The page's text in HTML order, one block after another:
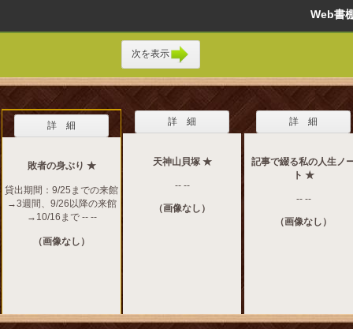
Web
次を表示
詳 細
敗者の身ぶり ★
貸出期間：9/25までの来館
→3週間、9/26以降の来館
→10/16まで -- --
（画像なし）
詳 細
天神山貝塚 ★
-- --
（画像なし）
詳 細
記事で綴る私の人生ノ
ト ★
-- --
（画像なし）